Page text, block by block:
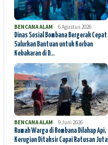
BENCANA ALAM
6 Agustus 2026
Dinas Sosial Bombana Bergerak Cepat
Salurkan Bantuan untuk Korban
Kebakaran di D…
BENCANA ALAM
9 Juni 2026
Rumah Warga di Bombana Dilahap Api,
Kerugian Ditaksir Capai Ratusan Juta